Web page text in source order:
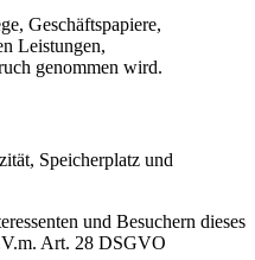
Geschäftspapiere,
Leistungen,
genommen wird.
Speicherplatz und
und Besuchern dieses
Art. 28 DSGVO